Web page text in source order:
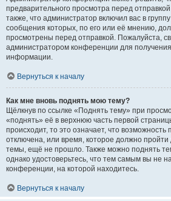
предварительного просмотра перед
также, что администратор включил вас в
сообщения которых, по его или её мнению,
просмотрены перед отправкой. Пожалуйста,
администратором конференции для
информации.
Вернуться к началу
Как мне вновь поднять мою тему?
Щёлкнув по ссылке «Поднять тему» при
«поднять» её в верхнюю часть первой
происходит, то это означает, что
отключена, или время, которое должно пройти
темы, ещё не прошло. Также можно поднять
однако удостоверьтесь, что тем самым вы не
конференции, на которой находитесь.
Вернуться к началу